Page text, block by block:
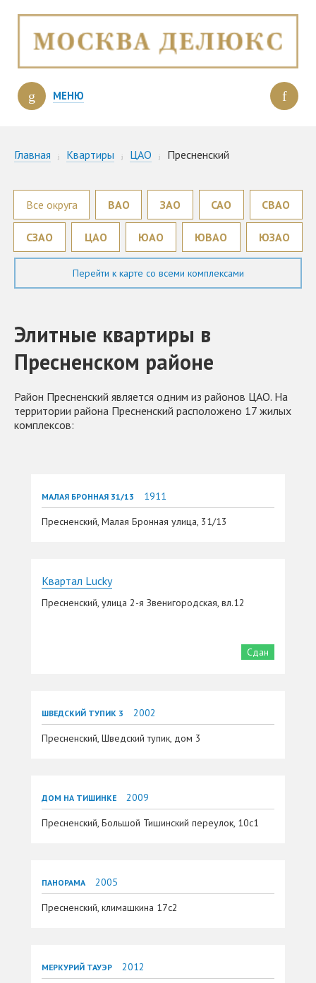
МЕНЮ
Главная Квартиры ЦАО Пресненский
Все округа ВАО ЗАО САО СВАО
СЗАО ЦАО ЮАО ЮВАО ЮЗАО
Перейти к карте со всеми комплексами
Элитные квартиры в
Пресненском районе
Район Пресненский является одним из районов ЦАО. На
территории района Пресненский расположено 17 жилых
комплексов:
МАЛАЯ БРОННАЯ 31/13
1911
Пресненский, Малая Бронная улица, 31/13
Квартал Lucky
Пресненский, улица 2-я Звенигородская, вл.12
Сдан
ШВЕДСКИЙ ТУПИК 3
2002
Пресненский, Шведский тупик, дом 3
ДОМ НА ТИШИНКЕ
2009
Пресненский, Большой Тишинский переулок, 10с1
ПАНОРАМА
2005
Пресненский, климашкина 17с2
МЕРКУРИЙ ТАУЭР
2012